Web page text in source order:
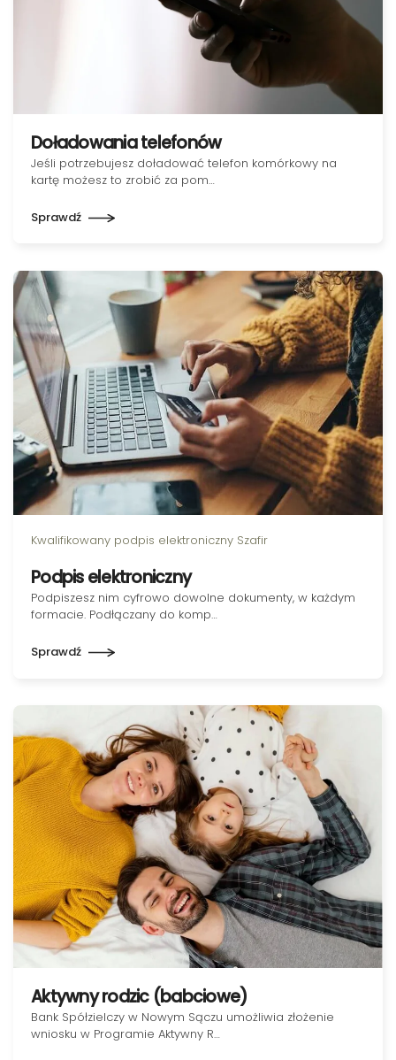
Doładowania telefonów
Jeśli potrzebujesz doładować telefon komórkowy na
kartę możesz to zrobić za pom…
Sprawdź
Kwalifikowany podpis elektroniczny Szafir
Podpis elektroniczny
Podpiszesz nim cyfrowo dowolne dokumenty, w każdym
formacie. Podłączany do komp…
Sprawdź
Aktywny rodzic (babciowe)
Bank Spółzielczy w Nowym Sączu umożliwia złożenie
wniosku w Programie Aktywny R…